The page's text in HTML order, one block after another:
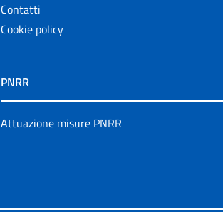
Contatti
Cookie policy
PNRR
Attuazione misure PNRR